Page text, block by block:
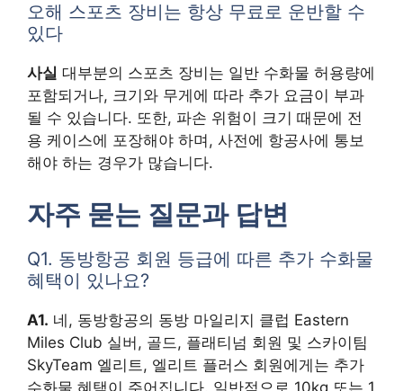
오해 스포츠 장비는 항상 무료로 운반할 수
있다
사실 대부분의 스포츠 장비는 일반 수화물 허용량에
포함되거나, 크기와 무게에 따라 추가 요금이 부과
될 수 있습니다. 또한, 파손 위험이 크기 때문에 전
용 케이스에 포장해야 하며, 사전에 항공사에 통보
해야 하는 경우가 많습니다.
자주 묻는 질문과 답변
Q1. 동방항공 회원 등급에 따른 추가 수화물
혜택이 있나요?
A1. 네, 동방항공의 동방 마일리지 클럽 Eastern
Miles Club 실버, 골드, 플래티넘 회원 및 스카이팀
SkyTeam 엘리트, 엘리트 플러스 회원에게는 추가
수화물 혜택이 주어집니다. 일반적으로 10kg 또는 1